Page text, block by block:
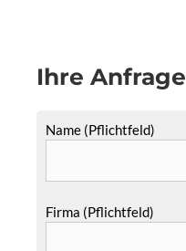
Ihre Anfrage
Name (Pflichtfeld)
Firma (Pflichtfeld)